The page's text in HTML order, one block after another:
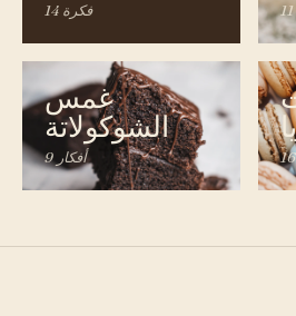
14 فكرة
غمس
الشوكولاتة
9 أفكار